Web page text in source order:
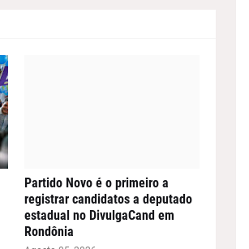
Partido Novo é o primeiro a
registrar candidatos a deputado
estadual no DivulgaCand em
Rondônia